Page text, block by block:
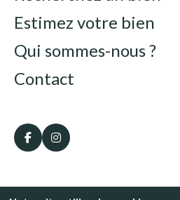
Estimez votre bien
Qui sommes-nous ?
Contact